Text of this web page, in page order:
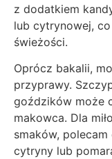
z dodatkiem
lub cytrynowej,
świeżości.
Oprócz bakalii,
przyprawy.
goździków może
makowca. Dla
smaków,
cytryny lub